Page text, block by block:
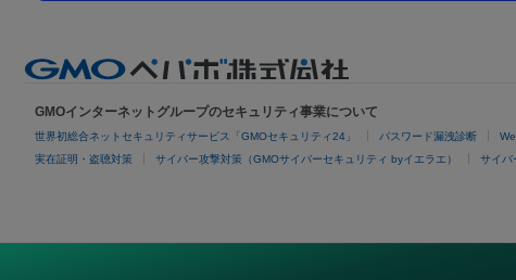
GMOインターネットグループのセキュリティ事業について
世界初総合ネットセキュリティサービス「GMOセキュリティ24」 パスワード漏洩診断
実在証明・盗聴対策 サイバー攻撃対策（GMOサイバーセキュリティ byイエラエ） サイバ